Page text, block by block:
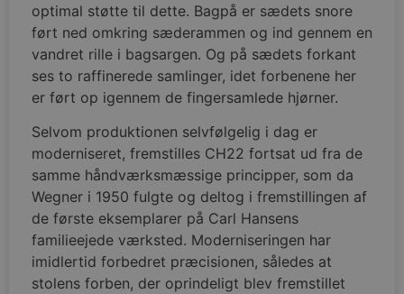
optimal støtte til dette. Bagpå er sædets snore
ført ned omkring sæderammen og ind gennem en
vandret rille i bagsargen. Og på sædets forkant
ses to raffinerede samlinger, idet forbenene her
er ført op igennem de fingersamlede hjørner.
Selvom produktionen selvfølgelig i dag er
moderniseret, fremstilles CH22 fortsat ud fra de
samme håndværksmæssige principper, som da
Wegner i 1950 fulgte og deltog i fremstillingen af
de første eksemplarer på Carl Hansens
familieejede værksted. Moderniseringen har
imidlertid forbedret præcisionen, således at
stolens forben, der oprindeligt blev fremstillet
woocommerce_recently_viewed
Automattic
woocommerce_cart_hash
Automattic
woocommerce_items_in_cart